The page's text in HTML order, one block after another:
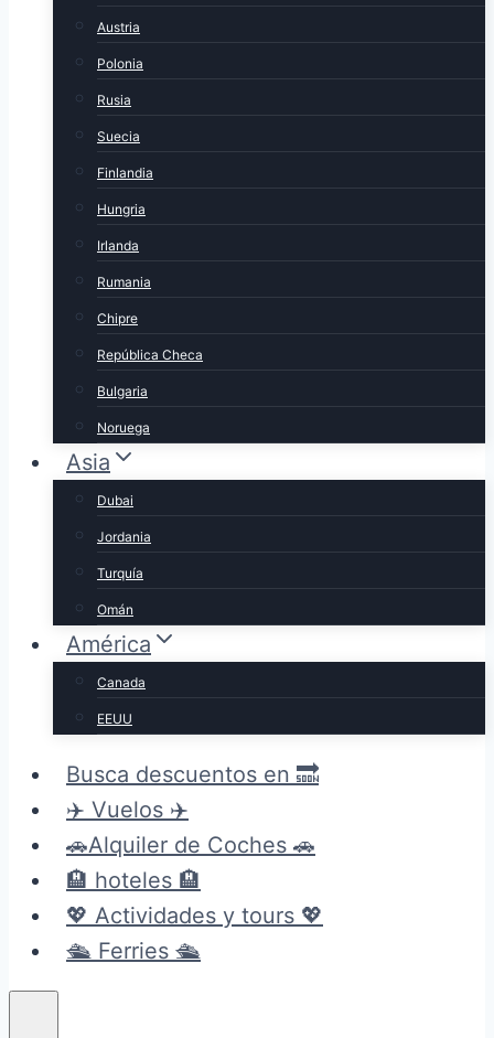
Austria
Polonia
Rusia
Suecia
Finlandia
Hungria
Irlanda
Rumania
Chipre
República Checa
Bulgaria
Noruega
Asia
Dubai
Jordania
Turquía
Omán
América
Canada
EEUU
Busca descuentos en 🔜
✈️ Vuelos ✈️
🚗Alquiler de Coches 🚗
🏨 hoteles 🏨
💖 Actividades y tours 💖
🛳️ Ferries 🛳️